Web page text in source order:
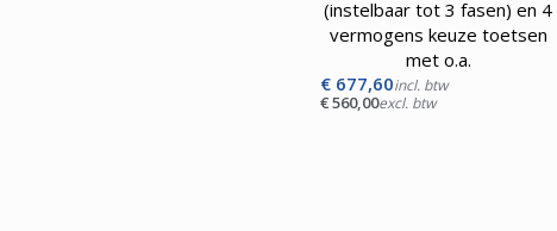
(instelbaar tot 3 fasen) en 4
vermogens keuze toetsen
met o.a.
€677,60incl. btw
€560,00excl. btw